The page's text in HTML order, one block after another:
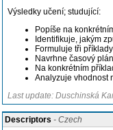
Výsledky učení; studující:
Popíše na
Identifikuje, jakým
Formuluje tři
Navrhne časový
Na konkrétním
Analyzuje vhodnost
Last update: Duschinská
Descriptors - Czech